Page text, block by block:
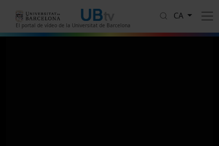
El portal de vídeo de la Universitat de Barcelona
CA